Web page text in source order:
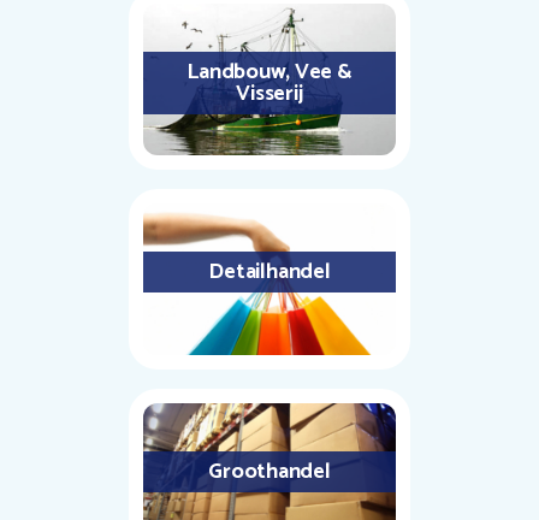
Landbouw, Vee &
Visserij
Detailhandel
Groothandel